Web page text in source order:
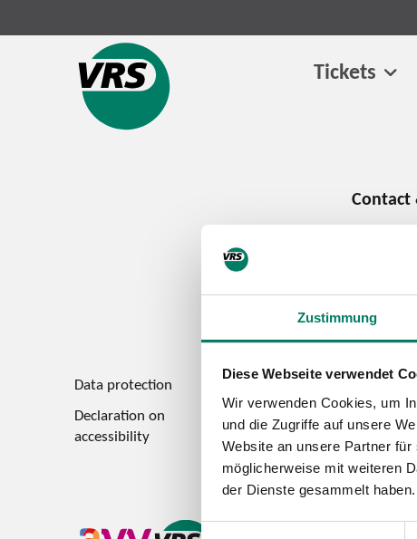
Zustimmung
Diese Webseite verwendet
Wir verwenden Cookies, um
und die Zugriffe auf unsere
Website an unsere Partner
möglicherweise mit weiteren
der Dienste gesammelt haben.
Einwilligungsauswahl
Tickets
Data protection Imprint
Declaration on
accessibility
Feedback on